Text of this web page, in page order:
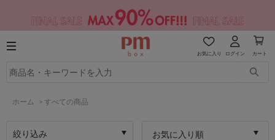
お気に入り ログイン カート
ホーム > すべての商品
絞り込み お気に入り順